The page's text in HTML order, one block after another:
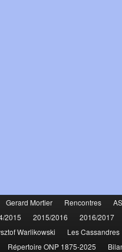
Gerard Mortier Rencontres
2015 2015/2016 2016/2017
Warlikowski Les Cassandres
Répertoire ONP 1875-2025